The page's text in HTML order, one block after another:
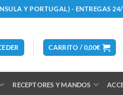
Y PORTUGAL) - ENTREGAS
CARRITO /0,00€
RECEPTORES Y MANDOS